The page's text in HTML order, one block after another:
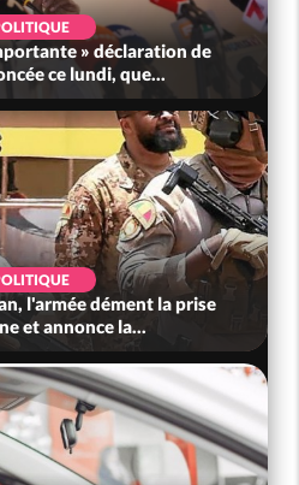
» déclaration de
ce lundi, que...
l'armée dément la prise
et annonce la...